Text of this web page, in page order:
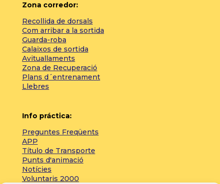
Zona corredor:
Recollida de dorsals
Com arribar a la sortida
Guarda-roba
Calaixos de sortida
Avituallaments
Zona de Recuperació
Plans d´entrenament
Llebres
Info práctica:
Preguntes Freqüents
APP
Título de Transporte
Punts d'animació
Notícies
Voluntaris 2000